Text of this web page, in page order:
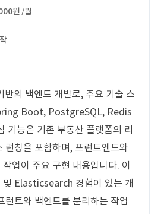
원 /월
반의 백엔드 개발로, 주요 기술 스
Boot, PostgreSQL, Redis
기능은 기존 부동산 플랫폼의 리
런칭을 포함하며, 프런트엔드와
업이 주요 구현 내용입니다. 이
및 Elasticsearch 경험이 있는 개
런트와 백엔드를 분리하는 작업